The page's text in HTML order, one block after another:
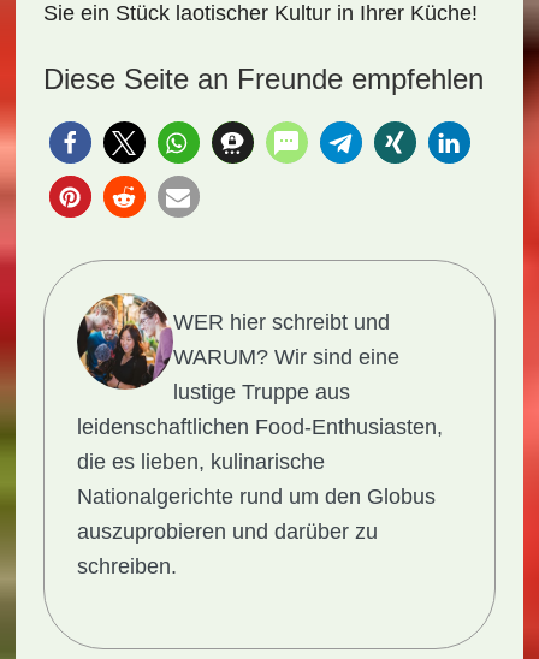
Sie ein Stück laotischer Kultur in Ihrer Küche!
Diese Seite an Freunde empfehlen
WER hier schreibt und
WARUM?Wir sind eine
lustige Truppe aus
leidenschaftlichen Food-Enthusiasten,
die es lieben, kulinarische
Nationalgerichte rund um den Globus
auszuprobieren und darüber zu
schreiben.